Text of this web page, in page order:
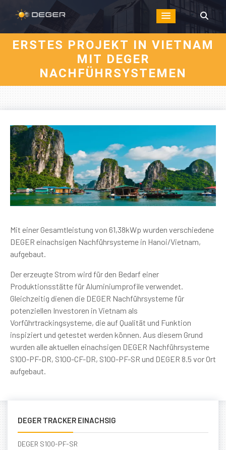
ERSTES PROJEKT IN VIETNAM
MIT DEGER
NACHFÜHRSYSTEMEN
Mit einer Gesamtleistung von 61,38kWp wurden verschiedene
DEGER einachsigen Nachführsysteme in Hanoi/Vietnam,
aufgebaut.
Der erzeugte Strom wird für den Bedarf einer
Produktionsstätte für Aluminiumprofile verwendet.
Gleichzeitig dienen die DEGER Nachführsysteme für
potenziellen Investoren in Vietnam als
Vorführtrackingsysteme, die auf Qualität und Funktion
inspiziert und getestet werden können. Aus diesem Grund
wurden alle aktuellen einachsigen DEGER Nachführsysteme
S100-PF-DR, S100-CF-DR, S100-PF-SR und DEGER 8.5 vor Ort
aufgebaut.
DEGER TRACKER EINACHSIG
DEGER S100-PF-SR